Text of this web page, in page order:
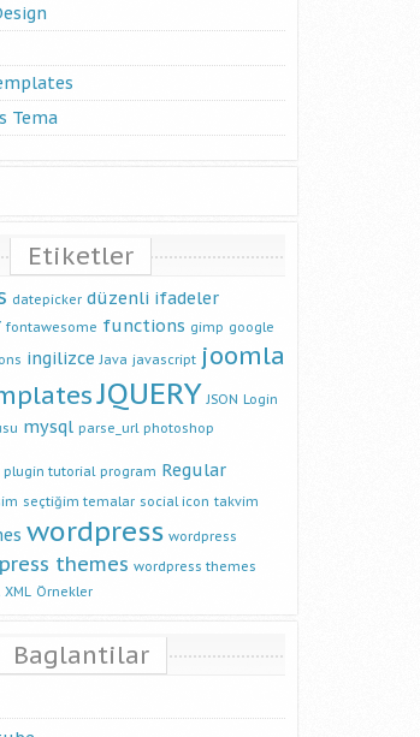
Tema
Etiketler
datepicker düzenli ifadeler
fontawesome functions gimp google
ingilizce Java javascript joomla
JQUERY JSON Login
mysql parse_url photoshop
plugin tutorial program Regular
seçtiğim temalar social icon takvim
wordpress wordpress
themes wordpress themes
XML Örnekler
Baglantilar